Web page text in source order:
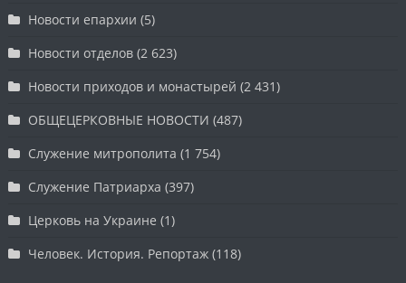
Новости епархии (5)
Новости отделов (2 623)
Новости приходов и монастырей (2 431)
ОБЩЕЦЕРКОВНЫЕ НОВОСТИ (487)
Служение митрополита (1 754)
Служение Патриарха (397)
Церковь на Украине (1)
Человек. История. Репортаж (118)